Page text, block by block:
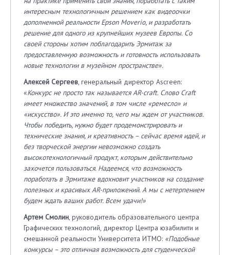
интересным технологичным решением как видеоочки
дополненной реальности Epson Moverio, и разработать
решение для одного из крупнейших музеев Европы. Со
своей стороны хотим поблагодарить Эрмитаж за
предоставленную возможность и готовность использовать
новые технологии в музейном пространстве».
Алексей Сергеев, генеральный директор Ascreen:
«Конкурс не просто так называется AR-craft. Слово Craft
имеет множество значений, в том числе «ремесло» и
«искусство». И это именно то, чего мы ждем от участников.
Чтобы победить, нужно будет продемонстрировать и
технические знания, и креативность – сейчас время идей, и
без творческой энергии невозможно создать
высокотехнологичный продукт, которым действительно
захочется пользоваться. Надеемся, что возможность
поработать в Эрмитаже вдохновит участников на создание
полезных и красивых AR-приложений. А мы с нетерпением
будем ждать ваших работ. Всем удачи!»
Артем Смолин, руководитель образовательного центра
Графических технологий, директор Центра юзабилити и
смешанной реальности Университета ИТМО: «Подобные
конкурсы – это отличная возможность для студенческой